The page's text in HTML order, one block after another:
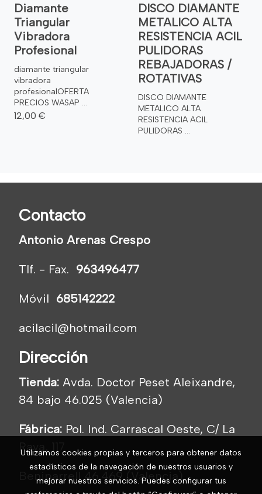
Diamante
Triangular
Vibradora
Profesional
diamante triangular
vibradora
profesionalOFERTA
PRECIOS WASAP ...
12,00 €
DISCO DIAMANTE
METALICO ALTA
RESISTENCIA ACIL
PULIDORAS
REBAJADORAS /
ROTATIVAS
DISCO DIAMANTE
METALICO ALTA
RESISTENCIA ACIL
PULIDORAS ...
Contacto
Antonio Arenas Crespo
Tlf. - Fax. 963496477
Móvil 685142222
acilacil@hotmail.com
Dirección
Tienda: Avda. Doctor Peset Aleixandre,
84 bajo 46.025 (Valencia)
Fábrica: Pol. Ind. Carrascal Oeste, C/ La
Raya, 117
Beniparrell 46.469 (Valencia)
Utilizamos cookies propias y terceros para obtener datos
estadísticos de la navegación de nuestros usuarios y
mejorar nuestros servicios. Puedes configurar tus